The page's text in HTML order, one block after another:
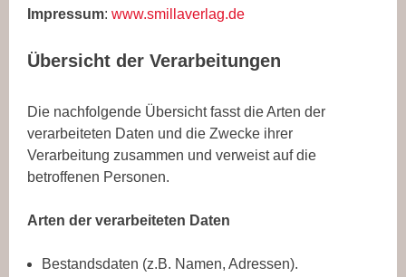
Impressum:www.smillaverlag.de
Übersicht der Verarbeitungen
Die nachfolgende Übersicht fasst die Arten der
verarbeiteten Daten und die Zwecke ihrer
Verarbeitung zusammen und verweist auf die
betroffenen Personen.
Arten der verarbeiteten Daten
Bestandsdaten (z.B. Namen, Adressen).